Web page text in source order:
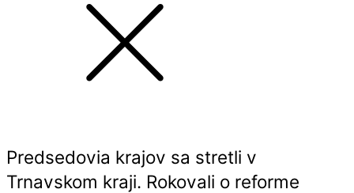
Predsedovia krajov sa stretli v
Trnavskom kraji. Rokovali o reforme